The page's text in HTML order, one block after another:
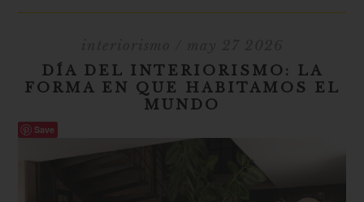
DÍA DEL INTERIORISMO: LA
FORMA EN QUE HABITAMOS EL
MUNDO
Save